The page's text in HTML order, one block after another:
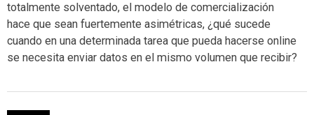
totalmente solventado, el modelo de comercialización
hace que sean fuertemente asimétricas, ¿qué sucede
cuando en una determinada tarea que pueda hacerse online
se necesita enviar datos en el mismo volumen que recibir?